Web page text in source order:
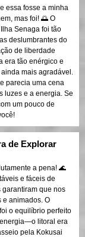
essa fosse a minha
mas foi! 🌅 O
Senaga foi tão
deslumbrantes do
de liberdade
era tão enérgico e
mais agradável.
parecia uma cena
luzes e a energia. Se
um pouco de
de Explorar
a pena! 🌊
e fáceis de
garantiram que nos
e animados. O
o equilíbrio perfeito
litoral era
pela Kokusai